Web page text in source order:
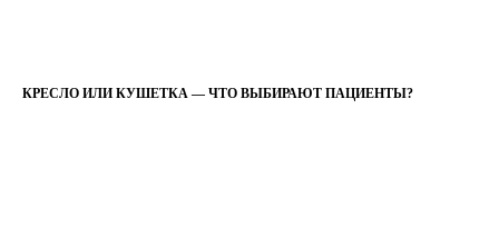
КРЕСЛО ИЛИ КУШЕТКА — ЧТО ВЫБИРАЮТ ПАЦИЕНТЫ?